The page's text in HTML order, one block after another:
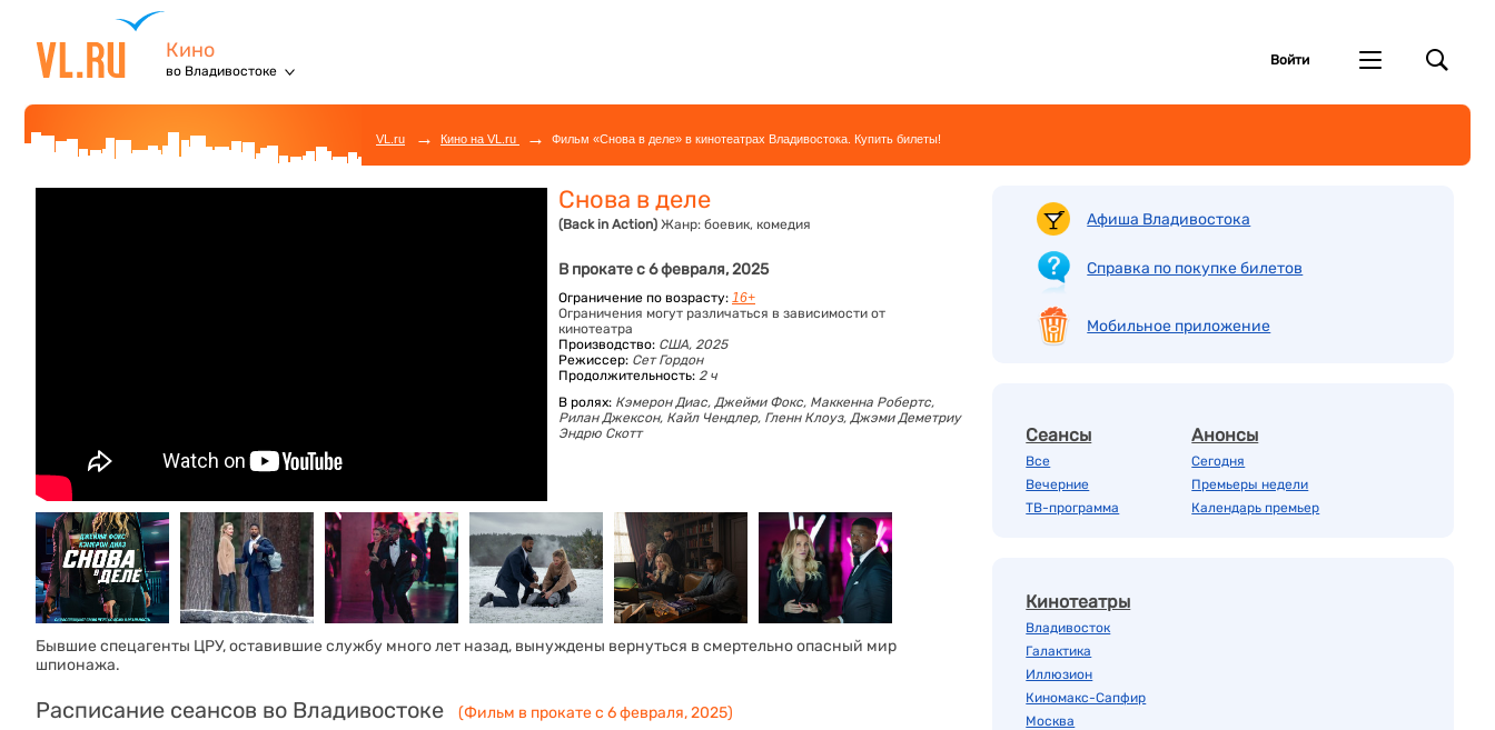
Кино
во Владивостоке
Войти
VL.ru → Кино на VL.ru → Фильм «Снова в деле» в кинотеатрах Владивостока. Купить билеты!
Снова в деле
(Back in Action) Жанр: боевик, комедия
В прокате с 6 февраля, 2025
Ограничение по возрасту: 16+
Ограничения могут различаться в зависимости от
кинотеатра
Производство: США, 2025
Режиссер: Сет Гордон
Продолжительность: 2 ч
В ролях: Кэмерон Диас, Джейми Фокс, Маккенна Робертс,
Рилан Джексон, Кайл Чендлер, Гленн Клоуз, Джэми Деметриу
Эндрю Скотт
Бывшие спецагенты ЦРУ, оставившие службу много лет назад, вынуждены вернуться в смертельно опасный мир
шпионажа.
Расписание сеансов во Владивостоке (Фильм в прокате с 6 февраля, 2025)
Афиша Владивостока
Справка по покупке билетов
Мобильное приложение
Сеансы
Все
Вечерние
ТВ-программа
Анонсы
Сегодня
Премьеры недели
Календарь премьер
Кинотеатры
Владивосток
Галактика
Иллюзион
Киномакс-Сапфир
Москва